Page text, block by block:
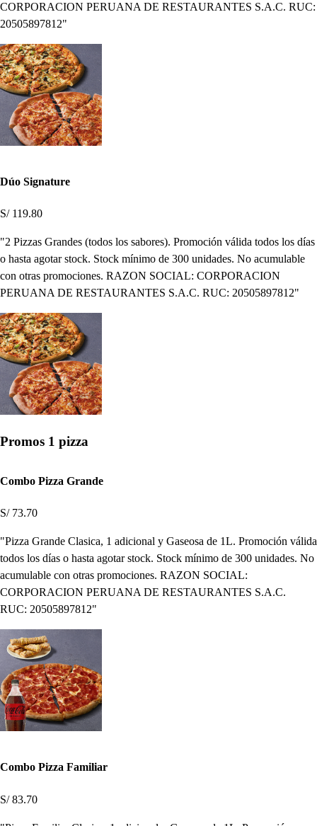
CORPORACION PERUANA DE RESTAURANTES S.A.C. RUC:
20505897812"
Dúo Signature
S/ 119.80
"2 Pizzas Grandes (todos los sabores). Promoción válida todos los días
o hasta agotar stock. Stock mínimo de 300 unidades. No acumulable
con otras promociones. RAZON SOCIAL: CORPORACION
PERUANA DE RESTAURANTES S.A.C. RUC: 20505897812"
Promos 1 pizza
Combo Pizza Grande
S/ 73.70
"Pizza Grande Clasica, 1 adicional y Gaseosa de 1L. Promoción válida
todos los días o hasta agotar stock. Stock mínimo de 300 unidades. No
acumulable con otras promociones. RAZON SOCIAL:
CORPORACION PERUANA DE RESTAURANTES S.A.C.
RUC: 20505897812"
Combo Pizza Familiar
S/ 83.70